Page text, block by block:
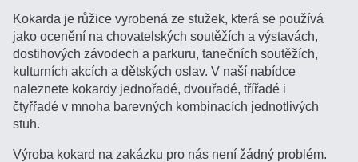
Kokarda je růžice vyrobená ze stužek, která se používá
jako ocenění na chovatelských soutěžích a výstavách,
dostihových závodech a parkuru, tanečních soutěžích,
kulturních akcích a dětských oslav. V naší nabídce
naleznete kokardy jednořadé, dvouřadé, třířadé i
čtyřřadé v mnoha barevných kombinacích jednotlivých
stuh.
Výroba kokard na zakázku pro nás není žádný problém.